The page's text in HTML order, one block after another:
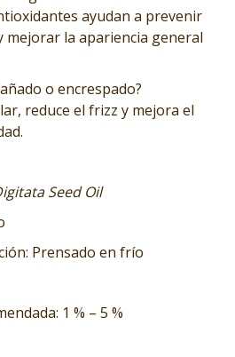
ayudan a prevenir
mejorar la apariencia general
o encrespado?
reduce el frizz y mejora el
Seed Oil
Prensado en frío
1 % – 5 %